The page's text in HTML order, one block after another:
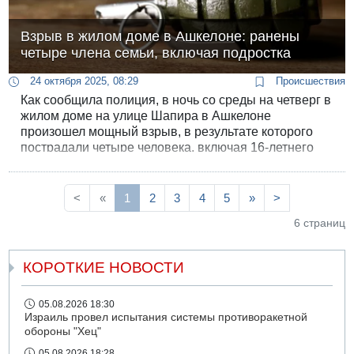
Взрыв в жилом доме в Ашкелоне: ранены
четыре члена семьи, включая подростка
24 октября 2025, 08:29 Происшествия
Как сообщила полиция, в ночь со среды на четверг в
жилом доме на улице Шапира в Ашкелоне
произошел мощный взрыв, в результате которого
пострадали четыре человека, включая 16-летнего
< « 1 2 3 4 5 » >
6 страниц
КОРОТКИЕ НОВОСТИ
05.08.2026 18:30
Израиль провел испытания системы противоракетной
обороны "Хец"